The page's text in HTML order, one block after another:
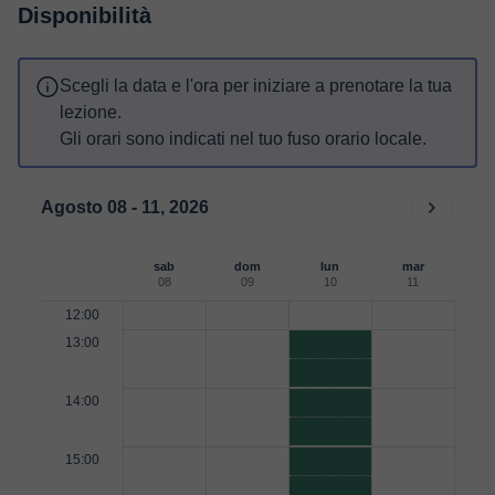
Disponibilità
Scegli la data e l'ora per iniziare a prenotare la tua
lezione.
Gli orari sono indicati nel tuo fuso orario locale.
Agosto 08 - 11, 2026
sab
08
dom
09
lun
10
mar
11
12:00
13:00
14:00
15:00